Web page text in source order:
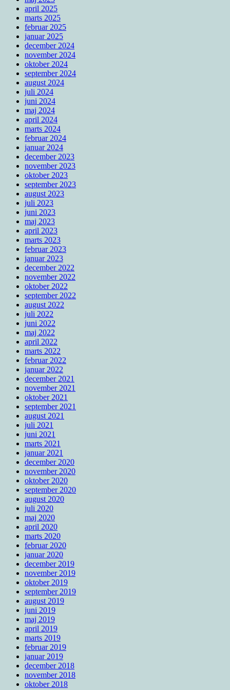
april 2025
marts 2025
februar 2025
januar 2025
december 2024
november 2024
oktober 2024
september 2024
august 2024
juli 2024
juni 2024
maj 2024
april 2024
marts 2024
februar 2024
januar 2024
december 2023
november 2023
oktober 2023
september 2023
august 2023
juli 2023
juni 2023
maj 2023
april 2023
marts 2023
februar 2023
januar 2023
december 2022
november 2022
oktober 2022
september 2022
august 2022
juli 2022
juni 2022
maj 2022
april 2022
marts 2022
februar 2022
januar 2022
december 2021
november 2021
oktober 2021
september 2021
august 2021
juli 2021
juni 2021
marts 2021
januar 2021
december 2020
november 2020
oktober 2020
september 2020
august 2020
juli 2020
maj 2020
april 2020
marts 2020
februar 2020
januar 2020
december 2019
november 2019
oktober 2019
september 2019
august 2019
juni 2019
maj 2019
april 2019
marts 2019
februar 2019
januar 2019
december 2018
november 2018
oktober 2018